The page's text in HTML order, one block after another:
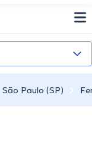
São Paulo (SP)